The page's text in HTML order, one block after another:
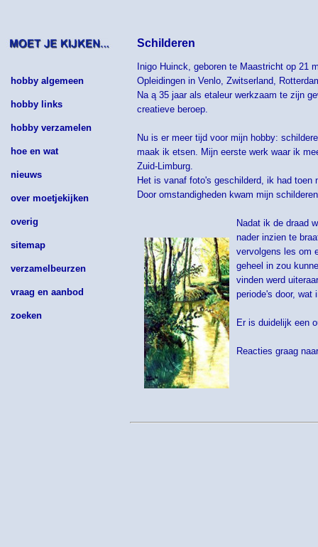
hobby algemeen
hobby links
hobby verzamelen
hoe en wat
nieuws
over moetjekijken
overig
sitemap
verzamelbeurzen
vraag en aanbod
zoeken
Schilderen
Inigo Huinck, geboren te Maastricht op 21
Opleidingen in Venlo, Zwitserland,
Na ą 35 jaar als etaleur werkzaam te zijn
creatieve beroep.
Nu is er meer tijd voor mijn hobby:
maak ik etsen. Mijn eerste werk waar ik
Zuid-Limburg.
Het is vanaf foto's geschilderd, ik had toen
Door omstandigheden kwam mijn
Nadat ik de draad
nader inzien te
vervolgens les om
geheel in zou
vinden werd
periode's door, wat
Er is duidelijk een
Reacties graag